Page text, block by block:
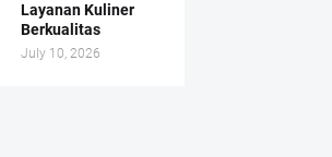
Layanan Kuliner
Berkualitas
July 10, 2026